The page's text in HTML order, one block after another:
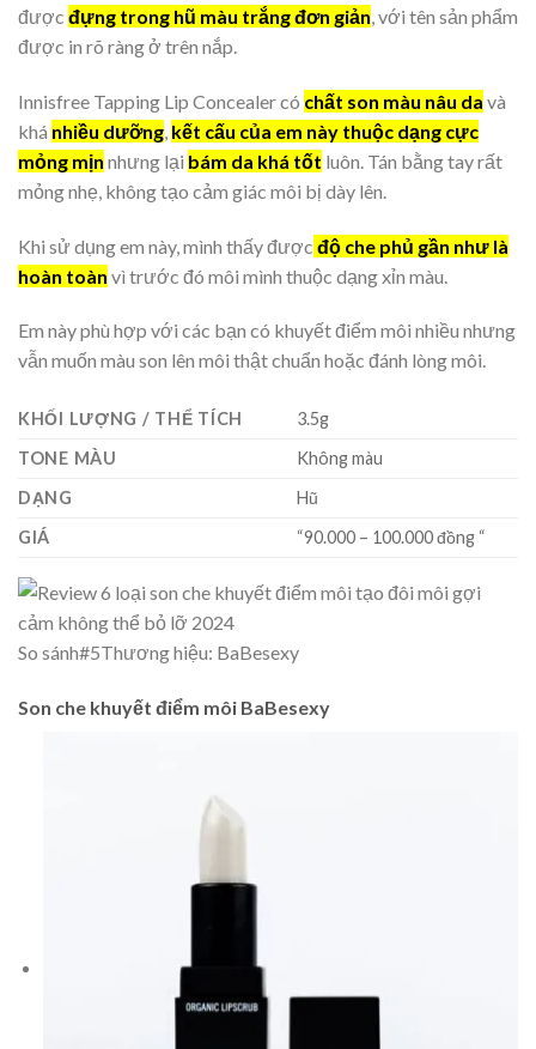
được đựng trong hũ màu trắng đơn giản, với tên sản phẩm
được in rõ ràng ở trên nắp.
Innisfree Tapping Lip Concealer có chất son màu nâu da và
khá nhiều dưỡng, kết cấu của em này thuộc dạng cực
mỏng mịn nhưng lại bám da khá tốt luôn. Tán bằng tay rất
mỏng nhẹ, không tạo cảm giác môi bị dày lên.
Khi sử dụng em này, mình thấy được độ che phủ gần như là
hoàn toàn vì trước đó môi mình thuộc dạng xỉn màu.
Em này phù hợp với các bạn có khuyết điểm môi nhiều nhưng
vẫn muốn màu son lên môi thật chuẩn hoặc đánh lòng môi.
KHỐI LƯỢNG / THỂ TÍCH
3.5g
TONE MÀU
Không màu
DẠNG
Hũ
GIÁ
“90.000 – 100.000 đồng “
So sánh#5Thương hiệu: BaBesexy
Son che khuyết điểm môi BaBesexy